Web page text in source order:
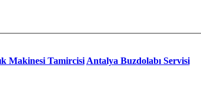
Makinesi Tamircisi Antalya Buzdolabı Servisi